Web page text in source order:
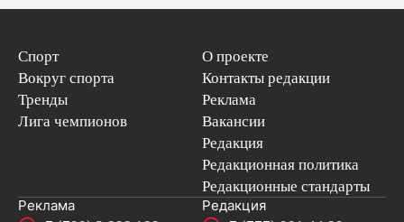
Спорт
Вокруг спорта
Тренды
Лига чемпионов
О проекте
Контакты редакции
Реклама
Вакансии
Редакция
Редакционная политика
Редакционные стандарты
Реклама Редакция